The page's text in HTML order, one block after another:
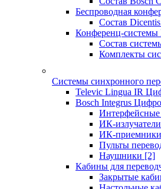
Беспроводная
Состав
Конференц-системы
Состав
Комплекты
Системы синхронного
Televic Lingua IR
Bosch Integrus
Интерфейсные
ИК-
ИК-приемники
Пульты
Наушники [2]
Кабины для
Закрытые